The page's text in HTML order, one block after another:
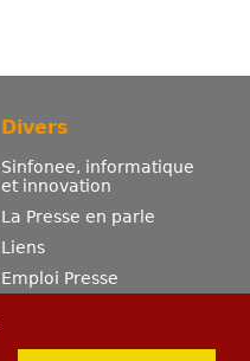
Divers
Sinfonee, informatique
et innovation
La Presse en parle
Liens
Emploi Presse